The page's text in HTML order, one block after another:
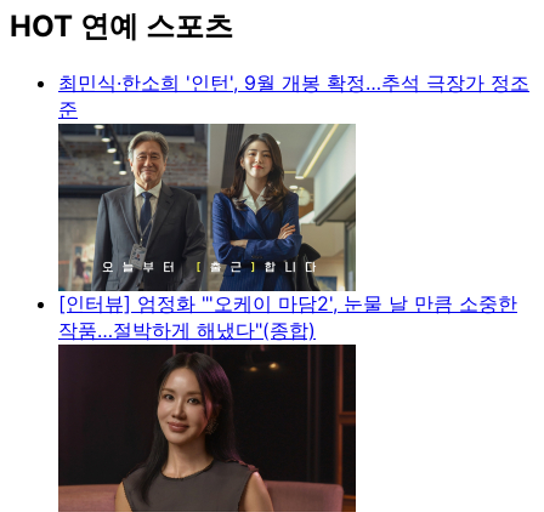
HOT 연예 스포츠
최민식·한소희 '인턴', 9월 개봉 확정…추석 극장가 정조
준
[인터뷰] 엄정화 "'오케이 마담2', 눈물 날 만큼 소중한
작품…절박하게 해냈다"(종합)